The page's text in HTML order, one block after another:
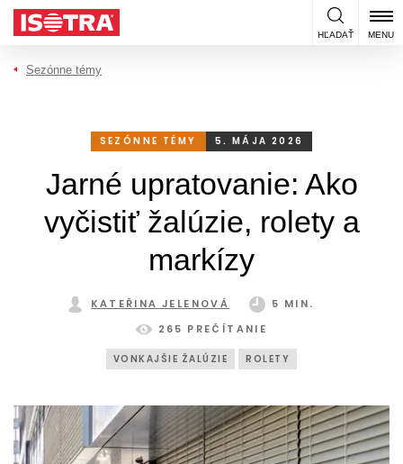
Preskočiť na obsah
HĽADAŤ MENU
Sezónne témy
SEZÓNNE TÉMY 5. MÁJA 2026
Jarné upratovanie: Ako
vyčistiť žalúzie, rolety a
markízy
KATEŘINA JELENOVÁ
5 MIN.
265 PREČÍTANIE
VONKAJŠIE ŽALÚZIE ROLETY